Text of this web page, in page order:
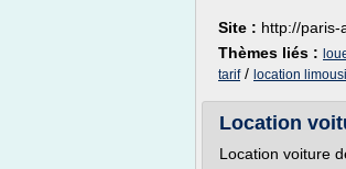
Site : http://paris-
Thèmes liés :
tarif/ location
Location
Location voiture